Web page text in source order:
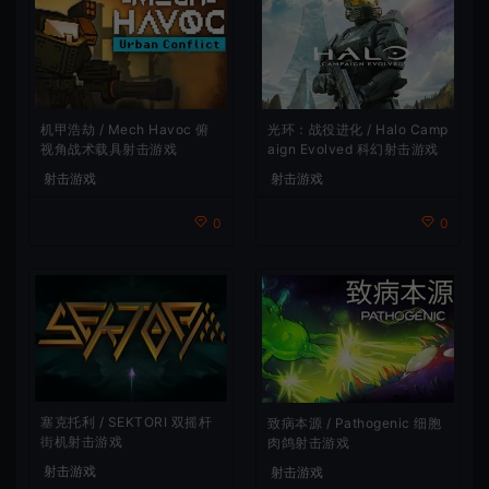
机甲浩劫 / Mech Havoc 俯
视角战术载具射击游戏
射击游戏
0
光环：战役进化 / Halo Camp
aign Evolved 科幻射击游戏
射击游戏
0
塞克托利 / SEKTORI 双摇杆
街机射击游戏
射击游戏
致病本源 / Pathogenic 细胞
肉鸽射击游戏
射击游戏